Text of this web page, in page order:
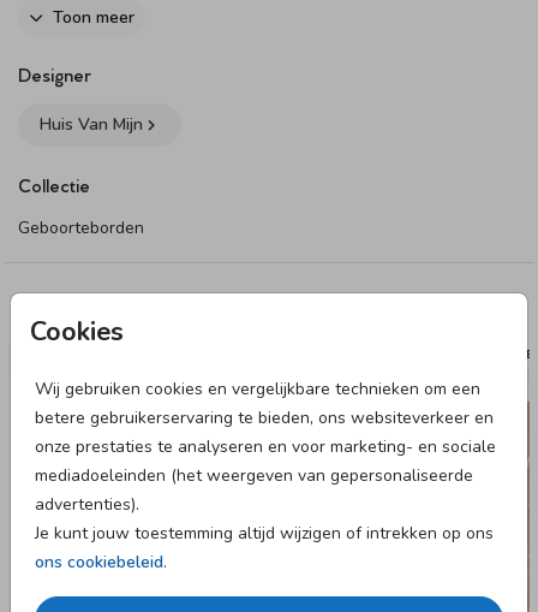
Cookies
Wij gebruiken cookies en vergelijkbare technieken om een
betere gebruikerservaring te bieden, ons websiteverkeer en
onze prestaties te analyseren en voor marketing- en sociale
mediadoeleinden (het weergeven van gepersonaliseerde
advertenties).
Je kunt jouw toestemming altijd wijzigen of intrekken op ons
ons cookiebeleid.
Dit product maakt onderdeel uit van
Toon meer
Designer
Huis Van Mijn
Collectie
Geboorteborden